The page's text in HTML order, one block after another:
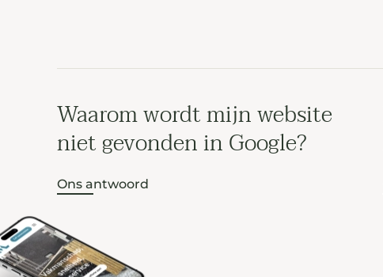
Waarom wordt mijn website
niet gevonden in Google?
Ons antwoord